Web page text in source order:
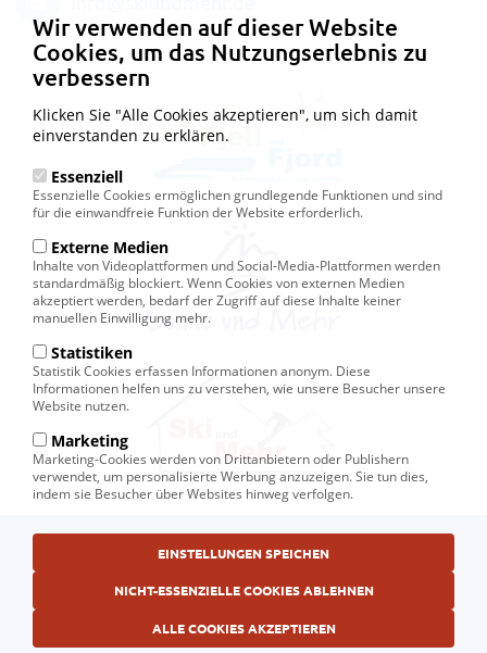
Fußbereichsmenü© Ski und Mehr, Ihr Reiseveranstalter in Kiel
AGB
Datenschutzerklärung
Wir verwenden auf dieser Website
Cookies, um das Nutzungserlebnis zu
verbessern
Klicken Sie "Alle Cookies akzeptieren", um sich damit
einverstanden zu erklären.
Essenziell
Essenzielle Cookies ermöglichen grundlegende Funktionen und sind
für die einwandfreie Funktion der Website erforderlich.
Externe Medien
Inhalte von Videoplattformen und Social-Media-Plattformen werden
standardmäßig blockiert. Wenn Cookies von externen Medien
akzeptiert werden, bedarf der Zugriff auf diese Inhalte keiner
manuellen Einwilligung mehr.
Statistiken
Statistik Cookies erfassen Informationen anonym. Diese
Informationen helfen uns zu verstehen, wie unsere Besucher unsere
Website nutzen.
Marketing
Marketing-Cookies werden von Drittanbietern oder Publishern
verwendet, um personalisierte Werbung anzuzeigen. Sie tun dies,
indem sie Besucher über Websites hinweg verfolgen.
EINSTELLUNGEN SPEICHEN
NICHT-ESSENZIELLE COOKIES ABLEHNEN
ALLE COOKIES AKZEPTIEREN